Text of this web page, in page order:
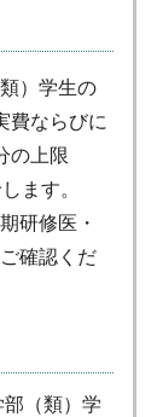
）学生の
費ならびに
の上限
ます。
研修医・
確認くだ
（類）学